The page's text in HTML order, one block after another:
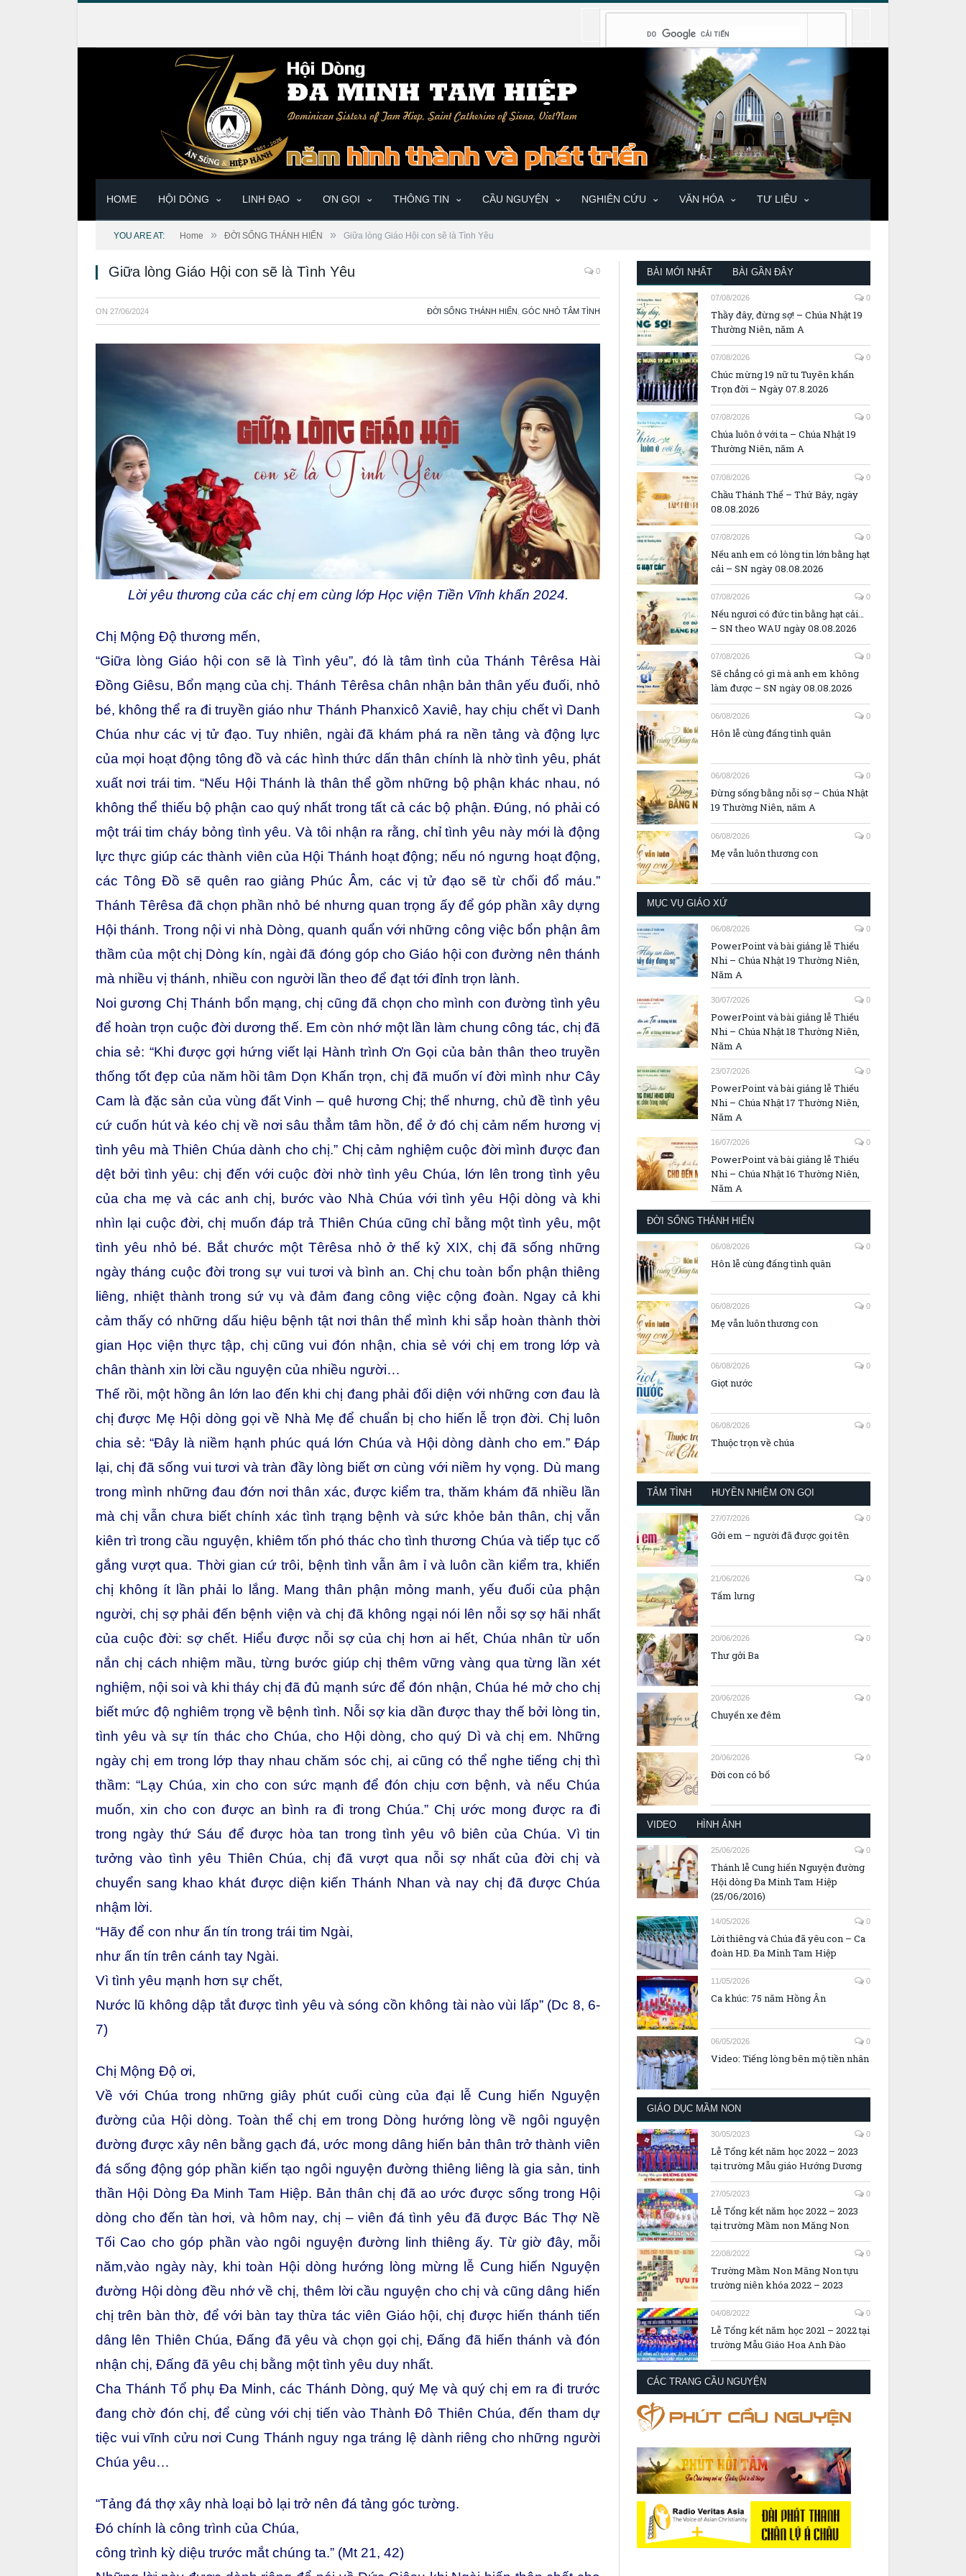
HOME HỘI DÒNG LINH ĐẠO ƠN GỌI THÔNG TIN CẦU NGUYỆN NGHIÊN CỨU VĂN HÓA TƯ LIỆU
YOU ARE AT: Home » ĐỜI SỐNG THÁNH HIẾN » Giữa lòng Giáo Hội con sẽ là Tình Yêu
Giữa lòng Giáo Hội con sẽ là Tình Yêu 0
ON 27/06/2024 ĐỜI SỐNG THÁNH HIẾN GÓC NHỎ TÂM TÌNH
Lời yêu thương của các chị em cùng lớp Học viện Tiền Vĩnh khấn 2024.
Chị Mộng Độ thương mến,
“Giữa lòng Giáo hội con sẽ là Tình yêu”, đó là tâm tình của Thánh Têrêsa Hài
Đồng Giêsu, Bổn mạng của chị. Thánh Têrêsa chân nhận bản thân yếu đuối, nhỏ
bé, không thể ra đi truyền giáo như Thánh Phanxicô Xaviê, hay chịu chết vì Danh
Chúa như các vị tử đạo. Tuy nhiên, ngài đã khám phá ra nền tảng và động lực
của mọi hoạt động tông đồ và các hình thức dấn thân chính là nhờ tình yêu, phát
xuất nơi trái tim. “Nếu Hội Thánh là thân thể gồm những bộ phận khác nhau, nó
không thể thiếu bộ phận cao quý nhất trong tất cả các bộ phận. Đúng, nó phải có
một trái tim cháy bỏng tình yêu. Và tôi nhận ra rằng, chỉ tình yêu này mới là động
lực thực giúp các thành viên của Hội Thánh hoạt động; nếu nó ngưng hoạt động,
các Tông Đồ sẽ quên rao giảng Phúc Âm, các vị tử đạo sẽ từ chối đổ máu.”
Thánh Têrêsa đã chọn phần nhỏ bé nhưng quan trọng ấy để góp phần xây dựng
Hội thánh. Trong nội vi nhà Dòng, quanh quẩn với những công việc bổn phận âm
thầm của một chị Dòng kín, ngài đã đóng góp cho Giáo hội con đường nên thánh
mà nhiều vị thánh, nhiều con người lần theo để đạt tới đỉnh trọn lành.
Noi gương Chị Thánh bổn mạng, chị cũng đã chọn cho mình con đường tình yêu
để hoàn trọn cuộc đời dương thế. Em còn nhớ một lần làm chung công tác, chị đã
chia sẻ: “Khi được gợi hứng viết lại Hành trình Ơn Gọi của bản thân theo truyền
thống tốt đẹp của năm hồi tâm Dọn Khấn trọn, chị đã muốn ví đời mình như Cây
Cam là đặc sản của vùng đất Vinh – quê hương Chị; thế nhưng, chủ đề tình yêu
cứ cuốn hút và kéo chị về nơi sâu thẳm tâm hồn, để ở đó chị cảm nếm hương vị
tình yêu mà Thiên Chúa dành cho chị.” Chị cảm nghiệm cuộc đời mình được đan
dệt bởi tình yêu: chị đến với cuộc đời nhờ tình yêu Chúa, lớn lên trong tình yêu
của cha mẹ và các anh chị, bước vào Nhà Chúa với tình yêu Hội dòng và khi
nhìn lại cuộc đời, chị muốn đáp trả Thiên Chúa cũng chỉ bằng một tình yêu, một
tình yêu nhỏ bé. Bắt chước một Têrêsa nhỏ ở thế kỷ XIX, chị đã sống những
ngày tháng cuộc đời trong sự vui tươi và bình an. Chị chu toàn bổn phận thiêng
liêng, nhiệt thành trong sứ vụ và đảm đang công việc cộng đoàn. Ngay cả khi
cảm thấy có những dấu hiệu bệnh tật nơi thân thể mình khi sắp hoàn thành thời
gian Học viện thực tập, chị cũng vui đón nhận, chia sẻ với chị em trong lớp và
chân thành xin lời cầu nguyện của nhiều người…
Thế rồi, một hồng ân lớn lao đến khi chị đang phải đối diện với những cơn đau là
chị được Mẹ Hội dòng gọi về Nhà Mẹ để chuẩn bị cho hiến lễ trọn đời. Chị luôn
chia sẻ: “Đây là niềm hạnh phúc quá lớn Chúa và Hội dòng dành cho em.” Đáp
lại, chị đã sống vui tươi và tràn đầy lòng biết ơn cùng với niềm hy vọng. Dù mang
trong mình những đau đớn nơi thân xác, được kiểm tra, thăm khám đã nhiều lần
mà chị vẫn chưa biết chính xác tình trạng bệnh và sức khỏe bản thân, chị vẫn
kiên trì trong cầu nguyện, khiêm tốn phó thác cho tình thương Chúa và tiếp tục cố
gắng vượt qua. Thời gian cứ trôi, bệnh tình vẫn âm ỉ và luôn cần kiểm tra, khiến
chị không ít lần phải lo lắng. Mang thân phận mỏng manh, yếu đuối của phận
người, chị sợ phải đến bệnh viện và chị đã không ngại nói lên nỗi sợ sợ hãi nhất
của cuộc đời: sợ chết. Hiểu được nỗi sợ của chị hơn ai hết, Chúa nhân từ uốn
nắn chị cách nhiệm mầu, từng bước giúp chị thêm vững vàng qua từng lần xét
nghiệm, nội soi và khi tháy chị đã đủ mạnh sức để đón nhận, Chúa hé mở cho chị
biết mức độ nghiêm trọng về bệnh tình. Nỗi sợ kia dần được thay thế bởi lòng tin,
tình yêu và sự tín thác cho Chúa, cho Hội dòng, cho quý Dì và chị em. Những
ngày chị em trong lớp thay nhau chăm sóc chị, ai cũng có thể nghe tiếng chị thì
thầm: “Lạy Chúa, xin cho con sức mạnh để đón chịu cơn bệnh, và nếu Chúa
muốn, xin cho con được an bình ra đi trong Chúa.” Chị ước mong được ra đi
trong ngày thứ Sáu để được hòa tan trong tình yêu vô biên của Chúa. Vì tin
tưởng vào tình yêu Thiên Chúa, chị đã vượt qua nỗi sợ nhất của đời chị và
chuyển sang khao khát được diện kiến Thánh Nhan và nay chị đã được Chúa
nhậm lời.
“Hãy để con như ấn tín trong trái tim Ngài,
như ấn tín trên cánh tay Ngài.
Vì tình yêu mạnh hơn sự chết,
Nước lũ không dập tắt được tình yêu và sóng cồn không tài nào vùi lấp” (Dc 8, 6-
7)
Chị Mộng Độ ơi,
Về với Chúa trong những giây phút cuối cùng của đại lễ Cung hiến Nguyện
đường của Hội dòng. Toàn thể chị em trong Dòng hướng lòng về ngôi nguyện
đường được xây nên bằng gạch đá, ước mong dâng hiến bản thân trở thành viên
đá sống động góp phần kiến tạo ngôi nguyện đường thiêng liêng là gia sản, tinh
thần Hội Dòng Đa Minh Tam Hiệp. Bản thân chị đã ao ước được sống trong Hội
dòng cho đến tàn hơi, và hôm nay, chị – viên đá tình yêu đã được Bác Thợ Nề
Tối Cao cho góp phần vào ngôi nguyện đường linh thiêng ấy. Từ giờ đây, mỗi
năm,vào ngày này, khi toàn Hội dòng hướng lòng mừng lễ Cung hiến Nguyện
đường Hội dòng đều nhớ về chị, thêm lời cầu nguyện cho chị và cũng dâng hiến
chị trên bàn thờ, để với bàn tay thừa tác viên Giáo hội, chị được hiến thánh tiến
dâng lên Thiên Chúa, Đấng đã yêu và chọn gọi chị, Đấng đã hiến thánh và đón
nhận chị, Đấng đã yêu chị bằng một tình yêu duy nhất.
Cha Thánh Tổ phụ Đa Minh, các Thánh Dòng, quý Mẹ và quý chị em ra đi trước
đang chờ đón chị, để cùng với chị tiến vào Thành Đô Thiên Chúa, đến tham dự
tiệc vui vĩnh cửu nơi Cung Thánh nguy nga tráng lệ dành riêng cho những người
Chúa yêu…
“Tảng đá thợ xây nhà loại bỏ lại trở nên đá tảng góc tường.
Đó chính là công trình của Chúa,
công trình kỳ diệu trước mắt chúng ta.” (Mt 21, 42)
BÀI MỚI NHẤT BÀI GẦN ĐÂY
07/08/2026 0
Thầy đây, đừng sợ! – Chúa Nhật 19
Thường Niên, năm A
07/08/2026 0
Chúc mừng 19 nữ tu Tuyên khấn
Trọn đời – Ngày 07.8.2026
07/08/2026 0
Chúa luôn ở với ta – Chúa Nhật 19
Thường Niên, năm A
07/08/2026 0
Chầu Thánh Thể – Thứ Bảy, ngày
08.08.2026
07/08/2026 0
Nếu anh em có lòng tin lớn bằng hạt
cải – SN ngày 08.08.2026
07/08/2026 0
Nếu ngươi có đức tin bằng hạt cải…
– SN theo WAU ngày 08.08.2026
07/08/2026 0
Sẽ chẳng có gì mà anh em không
làm được – SN ngày 08.08.2026
06/08/2026 0
Hôn lễ cùng đấng tình quân
06/08/2026 0
Đừng sống bằng nỗi sợ – Chúa Nhật
19 Thường Niên, năm A
06/08/2026 0
Mẹ vẫn luôn thương con
MỤC VỤ GIÁO XỨ
06/08/2026 0
PowerPoint và bài giảng lễ Thiếu
Nhi – Chúa Nhật 19 Thường Niên,
Năm A
30/07/2026 0
PowerPoint và bài giảng lễ Thiếu
Nhi – Chúa Nhật 18 Thường Niên,
Năm A
23/07/2026 0
PowerPoint và bài giảng lễ Thiếu
Nhi – Chúa Nhật 17 Thường Niên,
Năm A
16/07/2026 0
PowerPoint và bài giảng lễ Thiếu
Nhi – Chúa Nhật 16 Thường Niên,
Năm A
ĐỜI SỐNG THÁNH HIẾN
06/08/2026 0
Hôn lễ cùng đấng tình quân
06/08/2026 0
Mẹ vẫn luôn thương con
06/08/2026 0
Giọt nước
06/08/2026 0
Thuộc trọn về chúa
TÂM TÌNH HUYỀN NHIỆM ƠN GỌI
27/07/2026 0
Gởi em – người đã được gọi tên
21/06/2026 0
Tấm lưng
20/06/2026 0
Thư gởi Ba
20/06/2026 0
Chuyến xe đêm
20/06/2026 0
Đời con có bố
VIDEO HÌNH ẢNH
25/06/2026 0
Thánh lễ Cung hiến Nguyện đường
Hội dòng Đa Minh Tam Hiệp
(25/06/2016)
14/05/2026 0
Lời thiêng và Chúa đã yêu con – Ca
đoàn HD. Đa Minh Tam Hiệp
11/05/2026 0
Ca khúc: 75 năm Hồng Ân
06/05/2026 0
Video: Tiếng lòng bên mộ tiền nhân
GIÁO DỤC MẦM NON
30/05/2023 0
Lễ Tổng kết năm học 2022 – 2023
tại trường Mẫu giáo Hướng Dương
27/05/2023 0
Lễ Tổng kết năm học 2022 – 2023
tại trường Mầm non Măng Non
22/08/2022 0
Trường Mầm Non Măng Non tựu
trường niên khóa 2022 – 2023
04/08/2022 0
Lễ Tổng kết năm học 2021 – 2022 tại
trường Mẫu Giáo Hoa Anh Đào
CÁC TRANG CẦU NGUYỆN